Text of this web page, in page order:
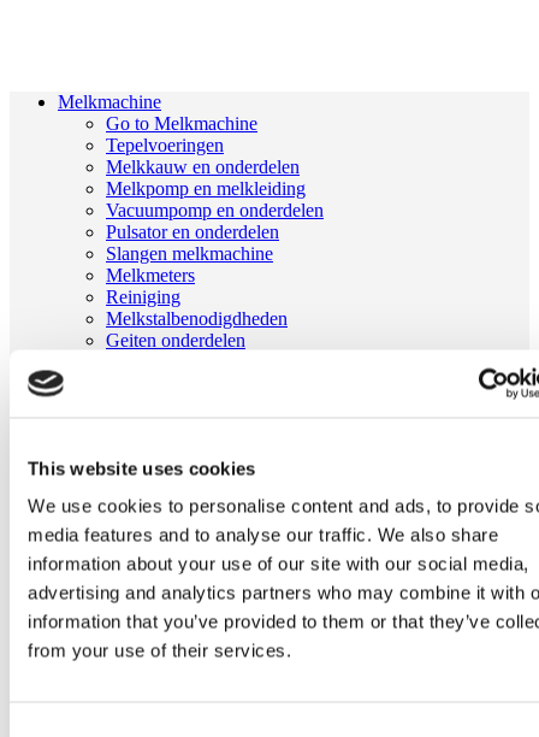
This website uses cookies
We use cookies to personalise content and ads, to provide
media features and to analyse our traffic. We also share
information about your use of our site with our social media,
advertising and analytics partners who may combine it with
information that you’ve provided to them or that they’ve
from your use of their services.
Melkmachine
Go to Melkmachine
Tepelvoeringen
Melkkauw en onderdelen
Melkpomp en melkleiding
Vacuumpomp en onderdelen
Pulsator en onderdelen
Slangen melkmachine
Melkmeters
Reiniging
Melkstalbenodigdheden
Geiten onderdelen
Fullwood Merlin
Stal benodigdheden
Go to Stal benodigdheden
Koeborstel
Ambic onderdelen
Minimelkers
stalartikelen
Skelex